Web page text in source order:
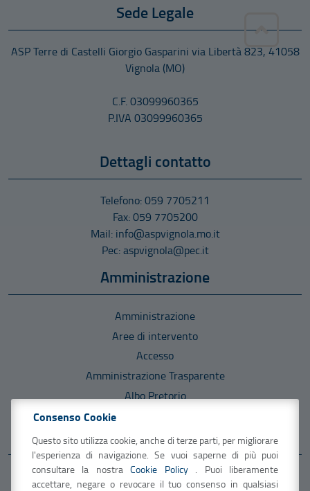
Sede Legale
ASP Terre di Castelli Giorgio Gasparini via Libertà 823, 41058
Vignola (MO)
C.F. 03099960365
P.IVA 03099960365
Dettagli contatto
Telefono: 059 7705211
Fax: 059 7705200
Mail: info@aspvignola.mo.it
Pec: aspvignola@pec.it
Amministrazione
Amministrazione
Aree di intervento
Accesso
Amministrazione Trasparente
Albo Pretorio
Informazioni
U.R.P.- Ufficio Relazioni con il Pubblico
Consenso Cookie
Questo sito utilizza cookie, anche di terze parti, per migliorare
l'esperienza di navigazione. Se vuoi saperne di più puoi
consultare la nostraCookie Policy . Puoi liberamente
accettare, negare o revocare il tuo consenso in qualsiasi